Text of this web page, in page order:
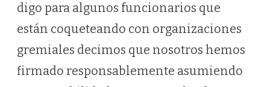
digo para algunos funcionarios que
están coqueteando con organizaciones
gremiales decimos que nosotros hemos
firmado responsablemente asumiendo